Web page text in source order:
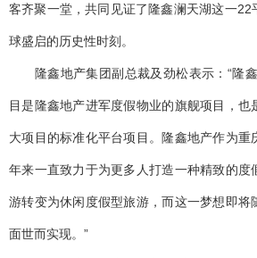
客齐聚一堂，共同见证了隆鑫澜天湖这一22
球盛启的历史性时刻。
隆鑫地产集团副总裁及劲松表示：“隆鑫
目是隆鑫地产进军度假物业的旗舰项目，也
大项目的标准化平台项目。隆鑫地产作为重
年来一直致力于为更多人打造一种精致的度
游转变为休闲度假型旅游，而这一梦想即将
面世而实现。”